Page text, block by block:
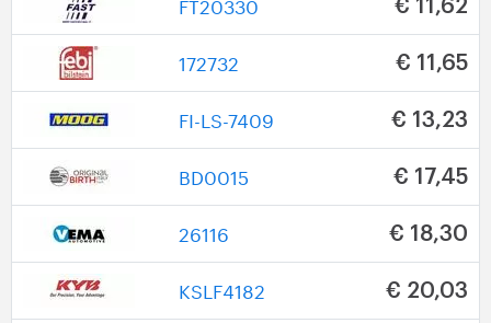
FT20330 € 11,62
172732 € 11,65
FI-LS-7409 € 13,23
BD0015 € 17,45
26116 € 18,30
KSLF4182 € 20,03